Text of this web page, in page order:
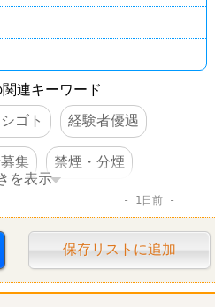
連キーワード
ゴト 経験者優遇
集 禁煙・分煙
住宅手当あり
を表示
1日前
保存リストに追加